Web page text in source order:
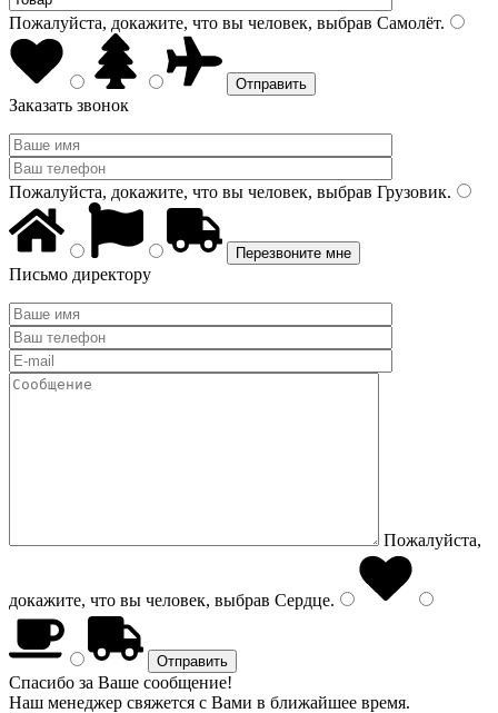
Пожалуйста, докажите, что вы человек, выбрав Самолёт.
Заказать звонок
Пожалуйста, докажите, что вы человек, выбрав Грузовик.
Письмо директору
Пожалуйста,
докажите, что вы человек, выбрав Сердце.
Спасибо за Ваше сообщение!
Наш менеджер свяжется с Вами в ближайшее время.